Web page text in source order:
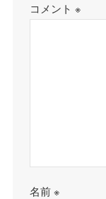
コメント※
名前※